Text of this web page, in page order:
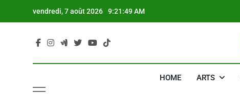
vendredi, 7 août 2026 9:21:50 AM
HOME ARTS